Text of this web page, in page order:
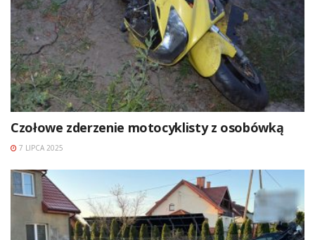
Czołowe zderzenie motocyklisty z osobówką
7 LIPCA 2025